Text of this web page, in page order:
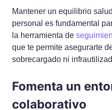
Mantener un equilibrio
personal es fundamental
la herramienta de
que te permite asegurarte
sobrecargado ni
Fomenta un
colaborativo